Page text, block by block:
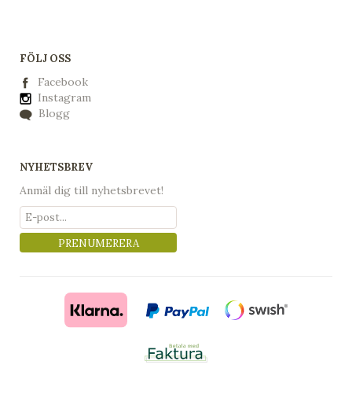
FÖLJ OSS
Facebook
Instagram
Blogg
NYHETSBREV
Anmäl dig till nyhetsbrevet!
PRENUMERERA